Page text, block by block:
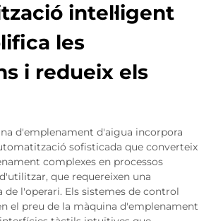
intel·ligent
les
i redueix els
d'emplenament d'aigua incorpora
sofisticada que converteix
complexes en processos
que requereixen una
l'operari. Els sistemes de control
el preu de la màquina d'emplenament